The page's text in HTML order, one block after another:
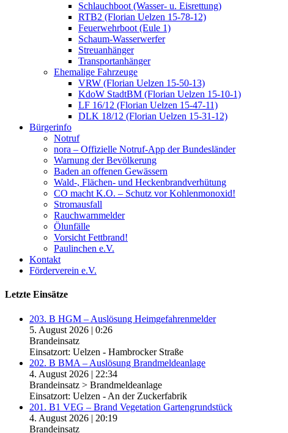
Schlauchboot (Wasser- u. Eisrettung)
RTB2 (Florian Uelzen 15-78-12)
Feuerwehrboot (Eule 1)
Schaum-Wasserwerfer
Streuanhänger
Transportanhänger
Ehemalige Fahrzeuge
VRW (Florian Uelzen 15-50-13)
KdoW StadtBM (Florian Uelzen 15-10-1)
LF 16/12 (Florian Uelzen 15-47-11)
DLK 18/12 (Florian Uelzen 15-31-12)
Bürgerinfo
Notruf
nora – Offizielle Notruf-App der Bundesländer
Warnung der Bevölkerung
Baden an offenen Gewässern
Wald-, Flächen- und Heckenbrandverhütung
CO macht K.O. – Schutz vor Kohlenmonoxid!
Stromausfall
Rauchwarnmelder
Ölunfälle
Vorsicht Fettbrand!
Paulinchen e.V.
Kontakt
Förderverein e.V.
Letzte Einsätze
203. B HGM – Auslösung Heimgefahrenmelder
5. August 2026 | 0:26
Brandeinsatz
Einsatzort: Uelzen - Hambrocker Straße
202. B BMA – Auslösung Brandmeldeanlage
4. August 2026 | 22:34
Brandeinsatz > Brandmeldeanlage
Einsatzort: Uelzen - An der Zuckerfabrik
201. B1 VEG – Brand Vegetation Gartengrundstück
4. August 2026 | 20:19
Brandeinsatz